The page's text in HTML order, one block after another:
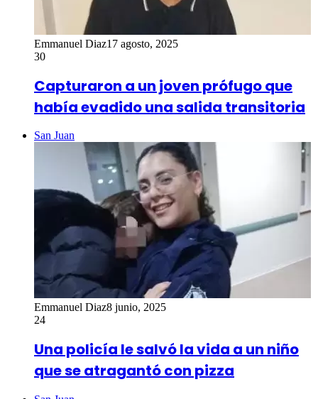
Emmanuel Diaz17 agosto, 2025
30
Capturaron a un joven prófugo que
había evadido una salida transitoria
San Juan
Emmanuel Diaz8 junio, 2025
24
Una policía le salvó la vida a un niño
que se atragantó con pizza